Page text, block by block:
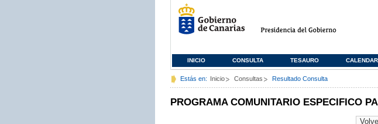
INICIO CONSULTA TESAURO
Estás en: Inicio Consultas Resultado Consulta
PROGRAMA COMUNITARIO ESPECIFICO